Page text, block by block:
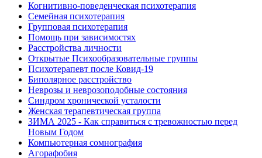
Когнитивно-поведенческая психотерапия
Семейная психотерапия
Групповая психотерапия
Помощь при зависимостях
Расстройства личности
Открытые Психообразовательные группы
Психотерапевт после Ковид-19
Биполярное расстройство
Неврозы и неврозоподобные состояния
Синдром хронической усталости
Женская терапевтическая группа
ЗИМА 2025 - Как справиться с тревожностью перед
Новым Годом
Компьютерная сомнография
Агорафобия